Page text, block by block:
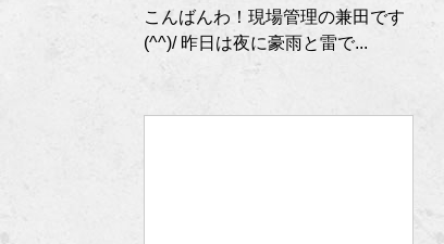
こんばんわ！現場管理の兼田です
(^^)/ 昨日は夜に豪雨と雷で...